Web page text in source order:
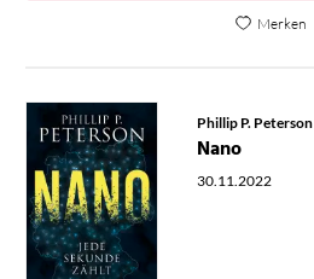
Merken
Phillip P. Peterson
Nano
30.11.2022